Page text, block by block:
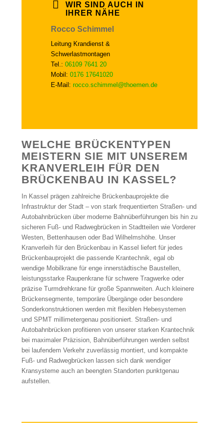
WIR SIND AUCH IN
IHRER NÄHE
Rocco Schimmel
Leitung Krandienst &
Schwerlastmontagen
Tel.: 06109 7641 20
Mobil: 0176 17641020
E-Mail: rocco.schimmel@thoemen.de
WELCHE BRÜCKENTYPEN
MEISTERN SIE MIT UNSEREM
KRANVERLEIH FÜR DEN
BRÜCKENBAU IN KASSEL?
In Kassel prägen zahlreiche Brückenbauprojekte die
Infrastruktur der Stadt – von stark frequentierten Straßen- und
Autobahnbrücken über moderne Bahnüberführungen bis hin zu
sicheren Fuß- und Radwegbrücken in Stadtteilen wie Vorderer
Westen, Bettenhausen oder Bad Wilhelmshöhe. Unser
Kranverleih für den Brückenbau in Kassel liefert für jedes
Brückenbauprojekt die passende Krantechnik, egal ob
wendige Mobilkrane für enge innerstädtische Baustellen,
leistungsstarke Raupenkrane für schwere Tragwerke oder
präzise Turmdrehkrane für große Spannweiten. Auch kleinere
Brückensegmente, temporäre Übergänge oder besondere
Sonderkonstruktionen werden mit flexiblen Hebesystemen
und SPMT millimetergenau positioniert. Straßen- und
Autobahnbrücken profitieren von unserer starken Krantechnik
bei maximaler Präzision, Bahnüberführungen werden selbst
bei laufendem Verkehr zuverlässig montiert, und kompakte
Fuß- und Radwegbrücken lassen sich dank wendiger
Kransysteme auch an beengten Standorten punktgenau
aufstellen.